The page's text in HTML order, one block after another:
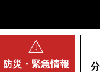
防災・ 緊急情報